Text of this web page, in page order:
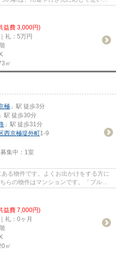
益費 3,000円)
礼：5万円
㎡
極 」駅 徒歩3分
」駅 徒歩30分
」駅 徒歩31分
西京極堤外町1-9
集中： 1室
る物件です。よくお出かけをする方に
らの物件はマンションです。「ブル
益費 7,000円)
礼：0ヶ月
㎡